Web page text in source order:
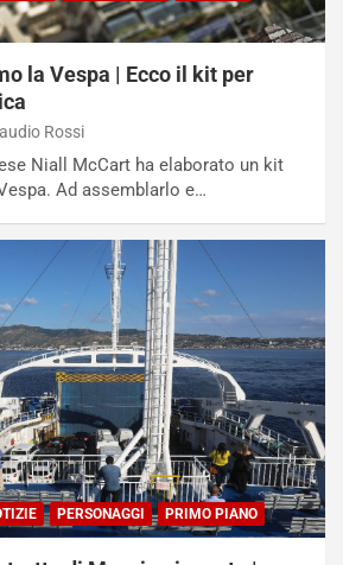
la Vespa | Ecco il kit per
Rossi
Niall McCart ha elaborato un kit
Ad assemblarlo e…
PERSONAGGI PRIMO PIANO